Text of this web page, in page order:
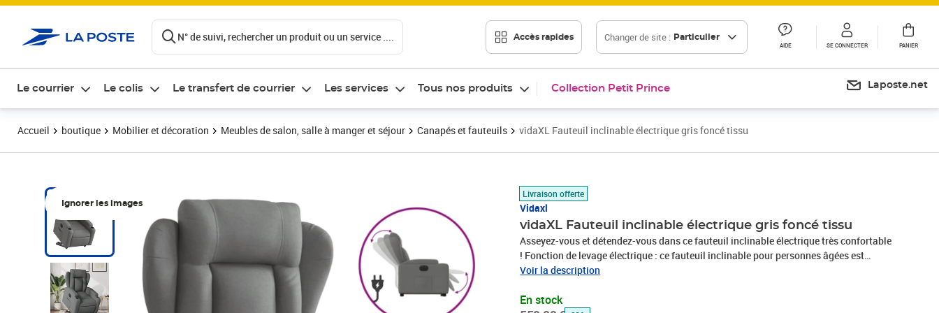
N° de suivi, rechercher un produit ou un service .... Accès rapides Changer de site : Particulier
AIDE SE CONNECTER PANIER
Le courrier Le colis Le transfert de courrier Les services Tous nos produits Collection Petit Prince Laposte.net
Accueil boutique Mobilier et décoration Meubles de salon, salle à manger et séjour Canapés et fauteuils vidaXL Fauteuil inclinable électrique gris foncé tissu
Ignorer les images
Livraison offerte
Vidaxl
vidaXL Fauteuil inclinable électrique gris foncé tissu
Asseyez-vous et détendez-vous dans ce fauteuil inclinable électrique très confortable
! Fonction de levage électrique : ce fauteuil inclinable pour personnes âgées est
équipé d'un moteur électrique pour la fonction de levage. Grâce à la fonction qui
stresser votre dos et vos genoux en appuyant simplement sur le bouton.Fonction
Voir la description
En stock
Prix barré 559,99 €
Prix 382,86€